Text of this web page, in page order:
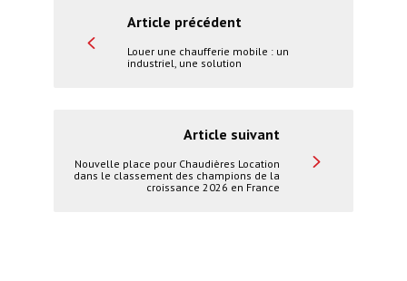
Calcaire, corrosion, boues : comment
protéger votre chaudière, votre réseau
de chauffage et réduire vos factures.
Lire la suiteArticle précédent
Louer une chaufferie mobile : un
industriel, une solution
Article suivant
Nouvelle place pour Chaudières Location
dans le classement des champions de la
croissance 2026 en France